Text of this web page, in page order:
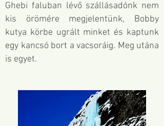
Ghebi faluban lévő szállásadónk nem
kis örömére megjelentünk, Bobby
kutya körbe ugrált minket és kaptunk
egy kancsó bort a vacsoráig. Meg utána
is egyet.